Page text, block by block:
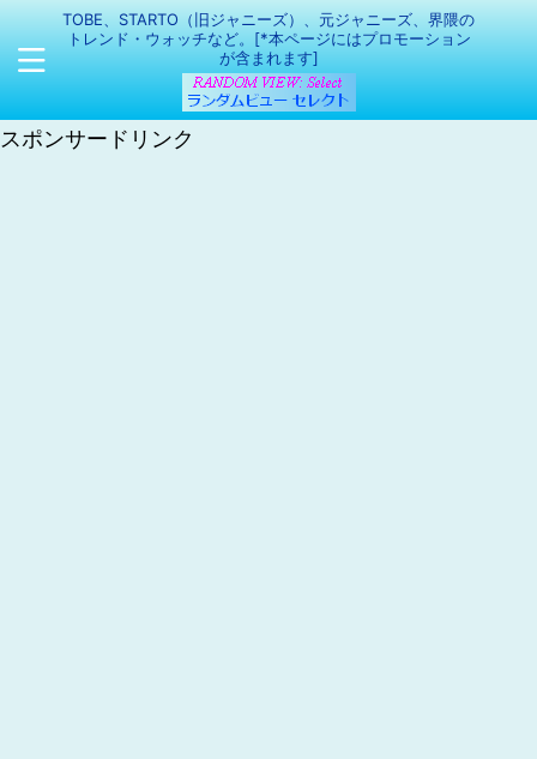
TOBE、STARTO（旧ジャニーズ）、元ジャニーズ、界隈の
トレンド・ウォッチなど。[*本ページにはプロモーション
が含まれます]
スポンサードリンク